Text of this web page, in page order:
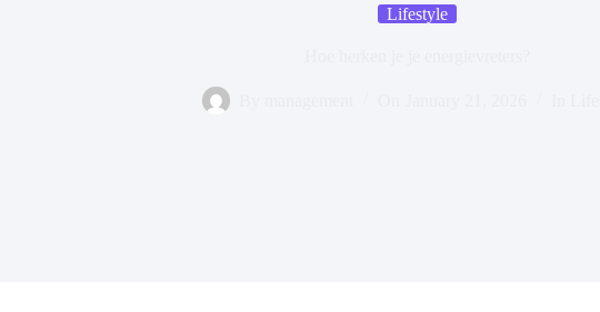
Lifestyle